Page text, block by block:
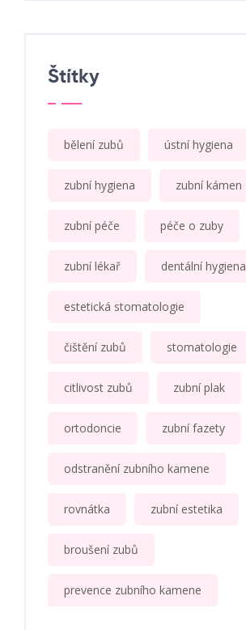
Štítky
bělení zubů ústní hygiena
zubní hygiena zubní kámen
zubní péče péče o zuby
zubní lékař dentální hygiena
estetická stomatologie
čištění zubů stomatologie
citlivost zubů zubní plak
ortodoncie zubní fazety
odstranění zubního kamene
rovnátka zubní estetika
broušení zubů
prevence zubního kamene